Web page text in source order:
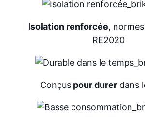
Isolation renforcée,
RE2020
Conçus pour durer dans